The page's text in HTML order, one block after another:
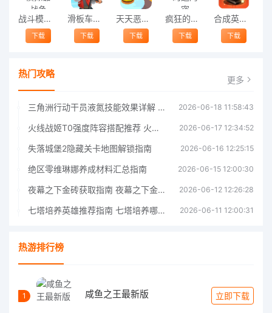
战斗模拟器战争
下载
滑板车障碍赛游戏
下载
天天恶作剧手机版
下载
疯狂的迈阿密
下载
合成英雄格斗王最新版
下载
热门攻略 更多
三角洲行动干员液氮技能效果详解 三角洲行动干员液氮技能介绍 2026-06-18 11:58:43
火线战姬T0强度阵容搭配推荐 火线战姬T0强度阵容哪个好 2026-06-17 12:34:52
失落城堡2隐藏关卡地图解锁指南 2026-06-16 12:25:15
绝区零维琳娜养成材料汇总指南 2026-06-15 12:00:30
夜幕之下金砖获取指南 夜幕之下金砖获取方法 2026-06-12 12:26:28
七塔培养英雄推荐指南 七塔培养哪个英雄好 2026-06-11 12:00:31
热游排行榜
1 咸鱼之王最新版 立即下载